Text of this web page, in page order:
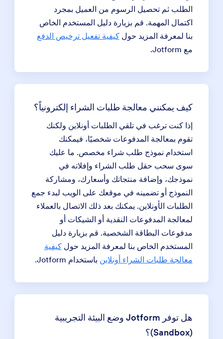
الطلب ثم تحصيل الرسوم من العميل بمجرد
اكتمال المهمة. قم بزيارة دليل المستخدم الخاص
بنا لمعرفة المزيد حولكيفية تفعيل ترخيص الدفع
مع Jotform.
كيف يمكنني معالجة طلبات الشراء إلكترونياً؟
إذا كنت ترغب في تلقي الطلبات أونلاين ولكنك
تقوم بمعالجة المدفوعات شخصيًا، فيمكنك
استخدام نموذج طلب شراء مخصص. ما عليك
سوى سحب حقل طلب الشراء وإفلاته في
نموذجك، وإضافة منتجاتك وأسعارك، ومشاركة
النموذج أو تضمينه في موقعك على الويب لبدء جمع
الطلبات الأونلاين. يمكنك بعد ذلك الاتصال بالعملاء
لمعالجة المدفوعات النقدية أو الشيكات أو
مدفوعات البطاقة الشخصية. قم بزيارة دليل
المستخدم الخاص بنا لمعرفة المزيد حولكيفية
معالجة طلبات الشراء أونلاين باستخدام Jotform.
هل توفر Jotform وضع البيئة التجريبية
(Sandbox)؟